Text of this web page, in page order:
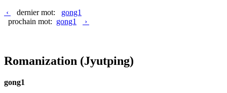
‹ dernier mot: gong1
prochain mot: gong1 ›
Romanization (Jyutping)
gong1